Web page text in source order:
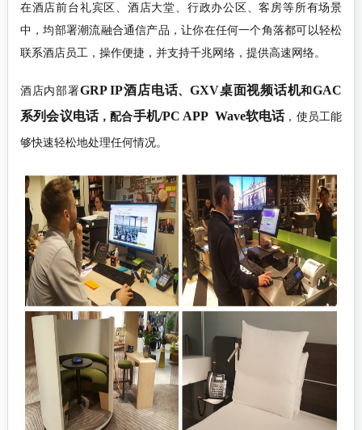
在酒店前台礼宾区、酒店大堂、行政办公区、客房等所有场景
中，均部署潮流融合通信产品，让你在任何一个角落都可以轻松
联系酒店员工，操作便捷，并支持千兆网络，提供高速网络。
酒店内部署GRP IP酒店电话、GXV桌面视频话机和GAC
系列会议电话，配合手机/PC APP Wave软电话，使员工能
够快速轻松地处理任何情况。